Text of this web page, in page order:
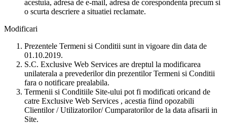
acestuia, adresa de e-mail, adresa de corespondenta precum si
o scurta descriere a situatiei reclamate.
Modificari
Prezentele Termeni si Conditii sunt in vigoare din data de
01.10.2019.
S.C. Exclusive Web Services are dreptul la modificarea
unilaterala a prevederilor din prezentilor Termeni si Conditii
fara o notificare prealabila.
Termenii si Conditiile Site-ului pot fi modificati oricand de
catre Exclusive Web Services , acestia fiind opozabili
Clientilor / Utilizatorilor/ Cumparatorilor de la data afisarii in
Site.